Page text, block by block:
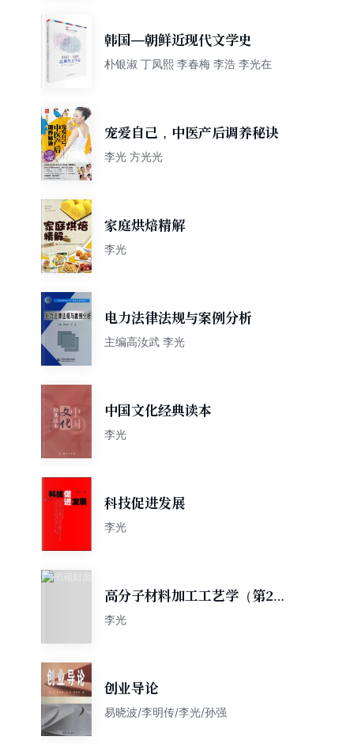
韩国—朝鲜近现代文学史
朴银淑 丁凤熙 李春梅 李浩 李光在
宠爱自己，中医产后调养秘诀
李光 方光光
家庭烘焙精解
李光
电力法律法规与案例分析
主编高汝武 李光
中国文化经典读本
李光
科技促进发展
李光
高分子材料加工工艺学（第2
版）
李光
创业导论
易晓波/李明传/李光/孙强